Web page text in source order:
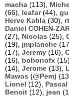
macha (113),
(66), leafar(44),
Herve Kabla (30),
Daniel COHEN-
(27), Nicolas (25),
(19), jmplanche
(17), Jeremy (16),
(16), bobonofx
(14), Jerome (13),
Mawas (@Pem)
Lionel (12), Pascal
Benoit (12), jean